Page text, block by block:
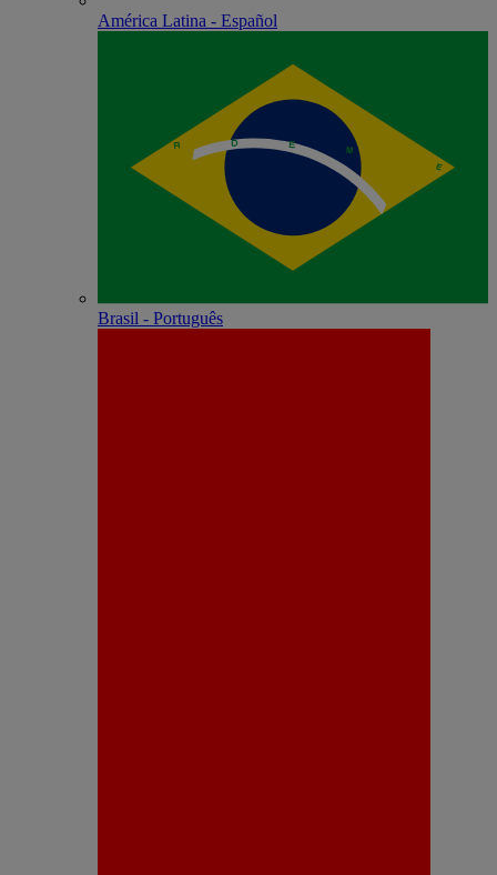
América Latina - Español
Brasil - Português